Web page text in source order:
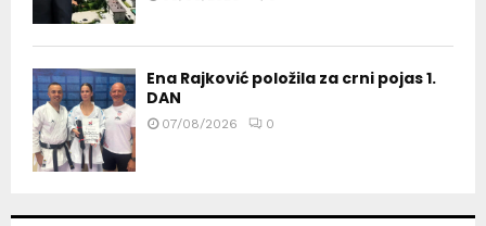
Ena Rajković položila za crni pojas 1.
DAN
07/08/2026 0